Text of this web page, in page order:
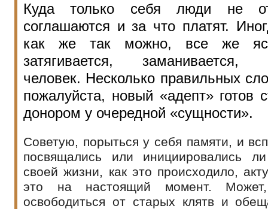
Куда только себя люди не
соглашаются и за что платят.
как же так можно, все же
затягивается, заманивается,
человек. Несколько правильных
пожалуйста, новый «адепт» готов
донором у очередной «сущности».
Советую, порыться у себя памяти, и
посвящались или инициировались
своей жизни, как это происходило,
это на настоящий момент.
освободиться от старых клятв и